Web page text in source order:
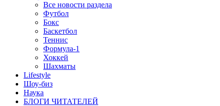
Все новости раздела
Футбол
Бокс
Баскетбол
Теннис
Формула-1
Хоккей
Шахматы
Lifestyle
Шоу-биз
Наука
БЛОГИ ЧИТАТЕЛЕЙ